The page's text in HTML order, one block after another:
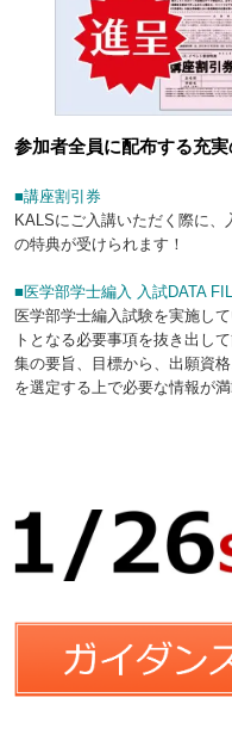
参加者全員に配布する充実
■講座割引券
KALSにご入講いただく際に
の特典が受けられます！
■医学部学士編入 入試DATA
医学部学士編入試験を実施し
トとなる必要事項を抜き出し
集の要旨、目標から、出願資
を選定する上で必要な情報が満